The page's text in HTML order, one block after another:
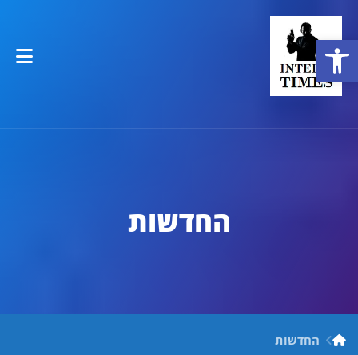
החדשות
החדשות
פתח סרגל נגישות